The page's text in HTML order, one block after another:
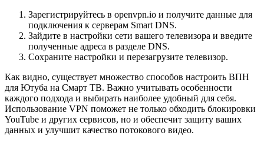
Зарегистрируйтесь в openvpn.io и получите данные для
подключения к серверам Smart DNS.
Зайдите в настройки сети вашего телевизора и введите
полученные адреса в разделе DNS.
Сохраните настройки и перезагрузите телевизор.
Как видно, существует множество способов настроить ВПН
для Ютуба на Смарт ТВ. Важно учитывать особенности
каждого подхода и выбирать наиболее удобный для себя.
Использование VPN поможет не только обходить блокировки
YouTube и других сервисов, но и обеспечит защиту ваших
данных и улучшит качество потокового видео.